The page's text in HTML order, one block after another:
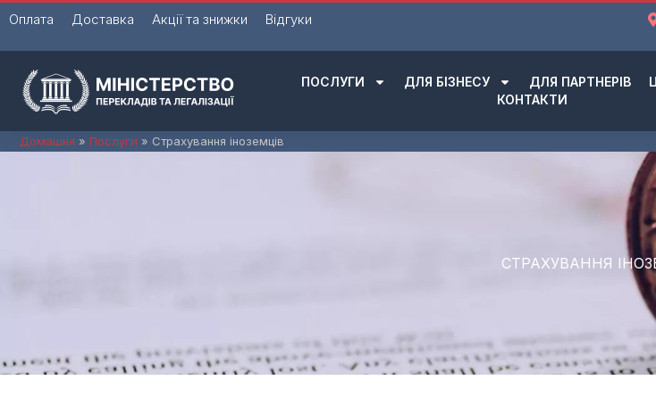
Перейти
Оплата Доставка Акції та знижки Відгуки
ПОСЛУГИ ДЛЯ БІЗНЕСУ ДЛЯ ПАРТНЕРІВ
КОНТАКТИ
Домашня Послуги Страхування іноземців
СТРАХУВАННЯ